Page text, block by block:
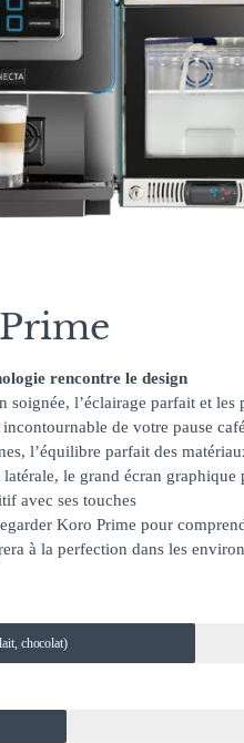
rencontre le design
l’éclairage parfait et les
de votre pause
l’équilibre parfait des
le grand écran graphique
avec ses touches
Koro Prime pour
à la perfection dans les
chocolat)